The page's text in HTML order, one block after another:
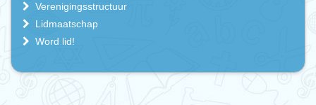
Verenigingsstructuur
Lidmaatschap
Word lid!